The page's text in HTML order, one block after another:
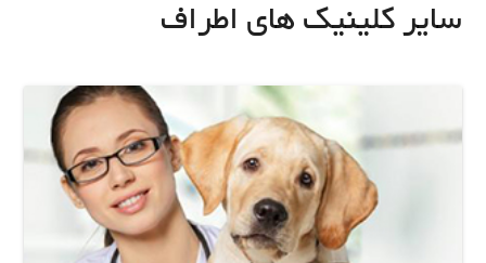
سایر کلینیک های اطراف